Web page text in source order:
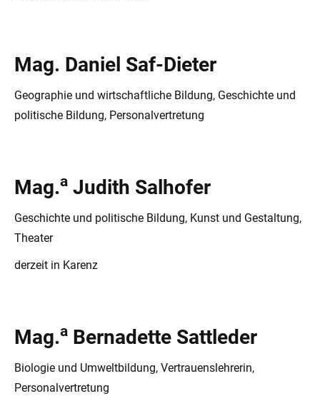
Mag. Daniel Saf-Dieter
Geographie und wirtschaftliche Bildung, Geschichte und
politische Bildung, Personalvertretung
Mag.a Judith Salhofer
Geschichte und politische Bildung, Kunst und Gestaltung,
Theater
derzeit in Karenz
Mag.a Bernadette Sattleder
Biologie und Umweltbildung, Vertrauenslehrerin,
Personalvertretung